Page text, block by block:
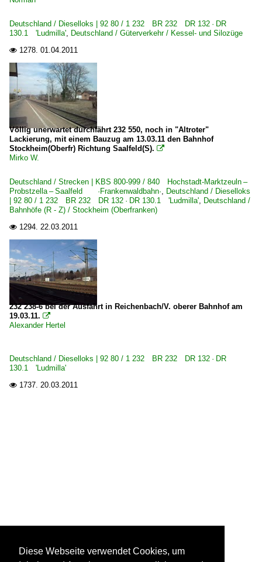
Deutschland / Dieselloks | 92 80 / 1 232 BR 232 DR 132 · DR
130.1 'Ludmilla', Deutschland / Güterverkehr / Kessel- und Silozüge
 1278. 01.04.2011
Völlig unerwartet durchfährt 232 550, noch in "Altroter"
Lackierung, mit einem Bauzug am 13.03.11 den Bahnhof
Stockheim(Oberfr) Richtung Saalfeld(S). 
Mirko W.
Deutschland / Strecken | KBS 800-999 / 840 Hochstadt-Marktzeuln –
Probstzella – Saalfeld ·Frankenwaldbahn·, Deutschland / Dieselloks
| 92 80 / 1 232 BR 232 DR 132 · DR 130.1 'Ludmilla', Deutschland /
Bahnhöfe (R - Z) / Stockheim (Oberfranken)
 1294. 22.03.2011
232 238-6 bei der Ausfahrt in Reichenbach/V. oberer Bahnhof am
19.03.11. 
Alexander Hertel
Deutschland / Dieselloks | 92 80 / 1 232 BR 232 DR 132 · DR
130.1 'Ludmilla'
 1737. 20.03.2011
Diese Webseite verwendet Cookies, um